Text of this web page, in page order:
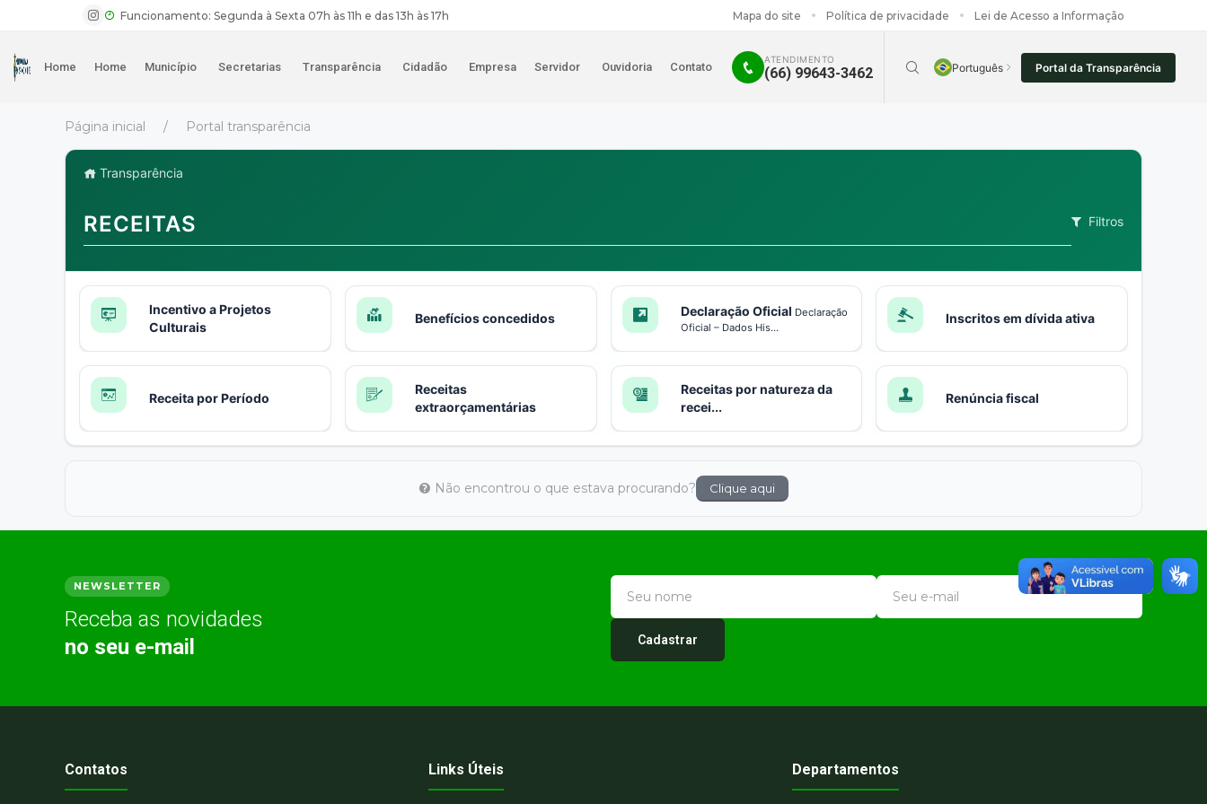
Funcionamento: Segunda à Sexta 07h às 11h e das 13h às 17h Mapa do site Política de privacidade Lei de Acesso a Informação
Home Home Município Secretarias Transparência Cidadão Empresa Servidor Ouvidoria Contato
ATENDIMENTO
(66) 99643-3462 Português Portal da Transparência
Página inicial Portal transparência
Transparência
RECEITAS Filtros
Incentivo a Projetos
Culturais
Benefícios concedidos Declaração Oficial Declaração
Oficial – Dados His...
Inscritos em dívida ativa
Receita por Período
Receitas
extraorçamentárias
Receitas por natureza da
recei...
Renúncia fiscal
Não encontrou o que estava procurando? Clique aqui
NEWSLETTER
Receba as novidades
no seu e-mail
Cadastrar
Contatos Links Úteis Departamentos